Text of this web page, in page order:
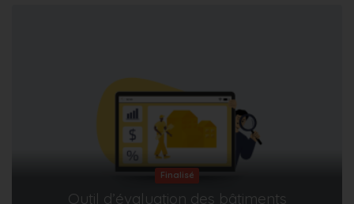
Finalisé
Outil d’évaluation des bâtiments